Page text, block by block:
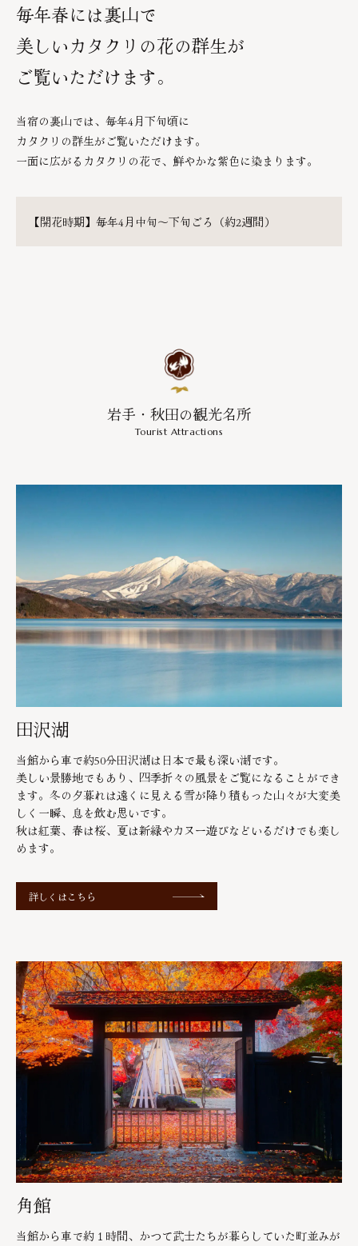
毎年春には裏山で
美しいカタクリの花の群生が
ご覧いただけます。
当宿の裏山では、毎年4月下旬頃に
カタクリの群生がご覧いただけます。
一面に広がるカタクリの花で、鮮やかな紫色に染まります。
【開花時期】毎年4月中旬〜下旬ごろ（約2週間）
岩手・秋田の観光名所
Tourist Attractions
田沢湖
当館から車で約50分田沢湖は日本で最も深い湖です。
美しい景勝地でもあり、四季折々の風景をご覧になることができ
ます。冬の夕暮れは遠くに見える雪が降り積もった山々が大変美
しく一瞬、息を飲む思いです。
秋は紅葉、春は桜、夏は新緑やカヌー遊びなどいるだけでも楽し
めます。
詳しくはこちら
角館
当館から車で約１時間、かつて武士たちが暮らしていた町並みが